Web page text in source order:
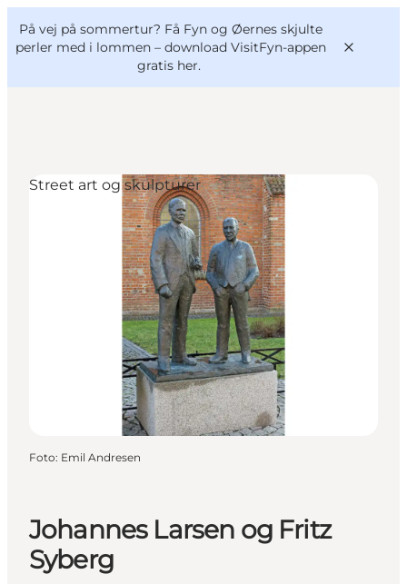
På vej på sommertur? Få Fyn og Øernes skjulte
perler med i lommen – download VisitFyn-appen
gratis her.
Oplevelser
Mad og drikke
Overnatning
Book lokale oplevelser
VisitFyn
Deutsch
Johannes Larsen og Fritz
Syberg
Street art og skulpturer
Foto: Emil Andresen